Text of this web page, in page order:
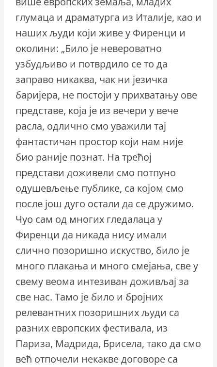
глумаца и драматурга из Италије, као и
наших људи који живе у Фиренци и
околини: „Било је невероватно
узбудљиво и потврдило се то да
заправо никаква, чак ни језичка
баријера, не постоји у прихватању ове
представе, која је из вечери у вече
расла, одлично смо уважили тај
фантастичан простор који нам није
био раније познат. На трећој
представи доживели смо потпуно
одушевљење публике, са којом смо
после још дуго остали да се дружимо.
Чуо сам од многих гледалаца у
Фиренци да никада нису имали
слично позоришно искуство, било је
много плакања и много смејања, све у
свему веома интезиван доживљај за
све нас. Тамо је било и бројних
релевантних позоришних људи са
разних европских фестивала, из
Париза, Мадрида, Брисела, тако да смо
већ отпочели некакве договоре са